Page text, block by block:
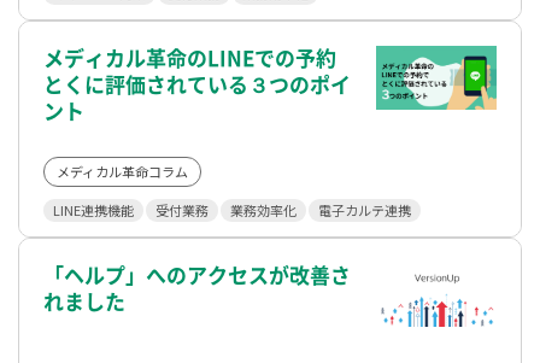
メディカル革命のLINEでの予約
とくに評価されている３つのポイ
ント
メディカル革命コラム
LINE連携機能 受付業務 業務効率化 電子カルテ連携
「ヘルプ」へのアクセスが改善さ
れました